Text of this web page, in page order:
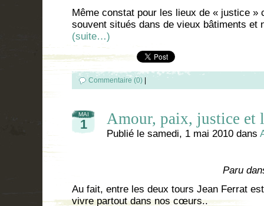
Même constat pour les lieux de « justice »
souvent situés dans de vieux bâtiments et
(suite…)
Commentaire (0)
MAI
1 Amour, paix, justice et
Publié le samedi, 1 mai 2010 dans
Paru
Au fait, entre les deux tours Jean Ferrat
vivre partout dans nos cœurs..